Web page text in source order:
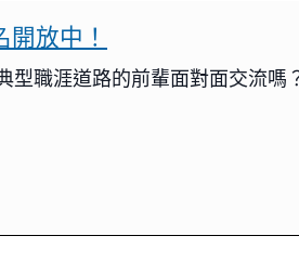
放中！
職涯道路的前輩面對面交流嗎